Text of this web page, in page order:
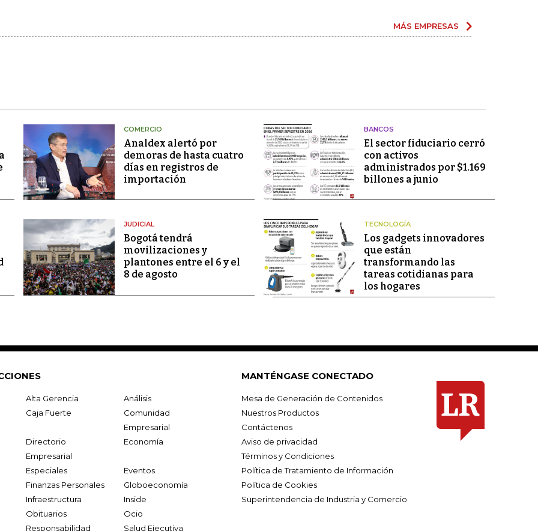
MÁS EMPRESAS
COMERCIO
Analdex alertó por
demoras de hasta cuatro
días en registros de
importación
BANCOS
El sector fiduciario cerró
con activos
administrados por $1.169
billones a junio
JUDICIAL
Bogotá tendrá
movilizaciones y
plantones entre el 6 y el
8 de agosto
TECNOLOGÍA
Los gadgets innovadores
que están
transformando las
tareas cotidianas para
los hogares
Alta Gerencia
Análisis
Caja Fuerte
Comunidad
Empresarial
Directorio
Empresarial
Economía
Especiales
Eventos
Finanzas Personales
Globoeconomía
Infraestructura
Inside
Obituarios
Ocio
Responsabilidad Salud Ejecutiva
MANTÉNGASE CONECTADO
Mesa de Generación de Contenidos
Nuestros Productos
Contáctenos
Aviso de privacidad
Términos y Condiciones
Política de Tratamiento de Información
Política de Cookies
Superintendencia de Industria y Comercio